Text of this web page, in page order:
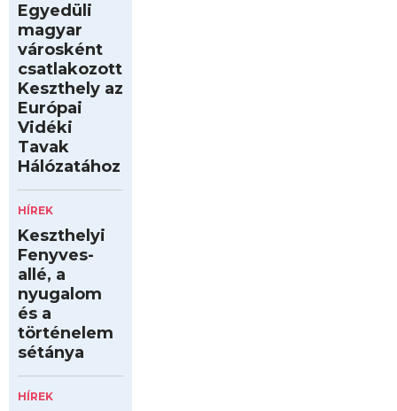
Egyedüli
magyar
városként
csatlakozott
Keszthely az
Európai
Vidéki
Tavak
Hálózatához
HÍREK
Keszthelyi
Fenyves-
allé, a
nyugalom
és a
történelem
sétánya
HÍREK